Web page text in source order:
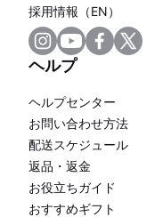
採用情報（EN）
ヘルプ
ヘルプセンター
お問い合わせ方法
配送スケジュール
返品・返金
お役立ちガイド
おすすめギフト